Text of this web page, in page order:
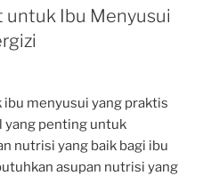
untuk Ibu Menyusui
menyusui yang praktis
yang penting untuk
nutrisi yang baik bagi ibu
asupan nutrisi yang